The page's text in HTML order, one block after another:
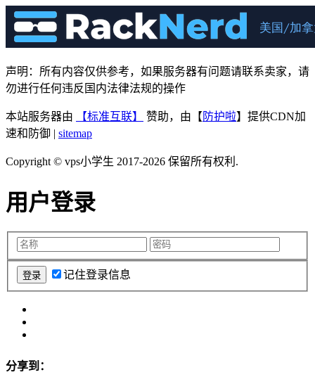
声明：所有内容仅供参考，如果服务器有问题请联系卖家，请
勿进行任何违反国内法律法规的操作
本站服务器由 【标准互联】 赞助，由【 防护啦】提供CDN加
速和防御 | sitemap
Copyright © vps小学生 2017-2026 保留所有权利.
用户登录
记住登录信息
分享到：